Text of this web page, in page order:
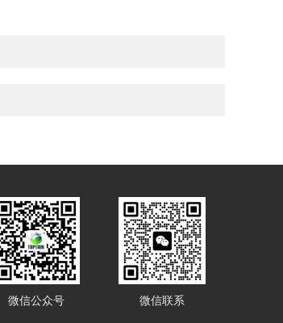
微信公众号 微信联系